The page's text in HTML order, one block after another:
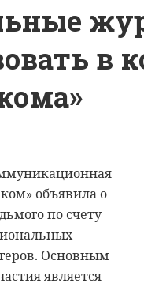
в
объявила о
по счету
Основным
является